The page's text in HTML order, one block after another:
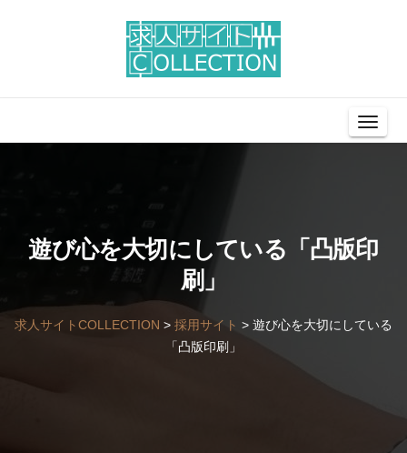
遊び心を大切にしている「凸版印
刷」
求人サイトCOLLECTION > 採用サイト > 遊び心を大切にしている
「凸版印刷」